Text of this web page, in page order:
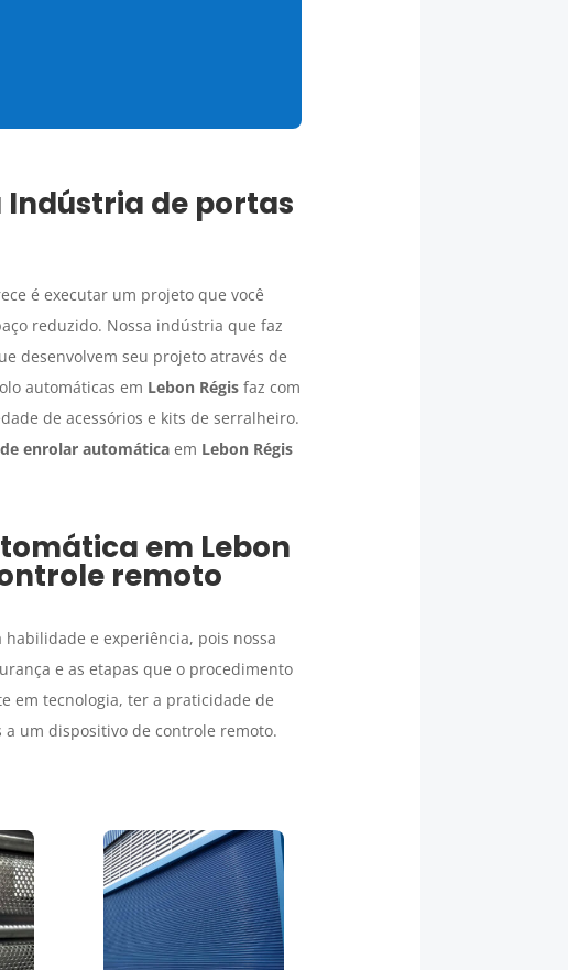
Indústria de portas
é executar um projeto que você
reduzido. Nossa indústria que faz
desenvolvem seu projeto através de
automáticas em Lebon Régisfaz com
de acessórios e kits de serralheiro.
enrolar automáticaem Lebon Régis
em Lebon
remoto
e experiência, pois nossa
e as etapas que o procedimento
em tecnologia, ter a praticidade de
um dispositivo de controle remoto.